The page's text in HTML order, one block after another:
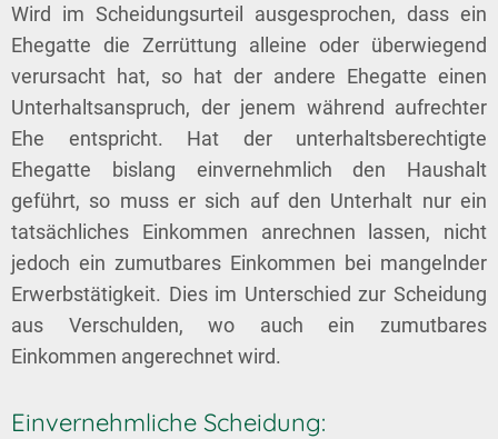
Wird im Scheidungsurteil ausgesprochen, dass ein
Ehegatte die Zerrüttung alleine oder überwiegend
verursacht hat, so hat der andere Ehegatte einen
Unterhaltsanspruch, der jenem während aufrechter
Ehe entspricht. Hat der unterhaltsberechtigte
Ehegatte bislang einvernehmlich den Haushalt
geführt, so muss er sich auf den Unterhalt nur ein
tatsächliches Einkommen anrechnen lassen, nicht
jedoch ein zumutbares Einkommen bei mangelnder
Erwerbstätigkeit. Dies im Unterschied zur Scheidung
aus Verschulden, wo auch ein zumutbares
Einkommen angerechnet wird.
Einvernehmliche Scheidung: